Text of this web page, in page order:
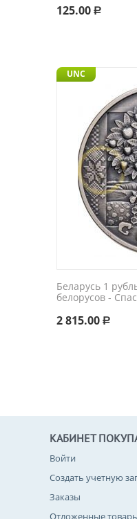
125.00 Р
UNC
Беларусь 1
белорусов -
2 815.00 Р
КАБИНЕТ
Войти
Создать учетную
Заказы
Отложенные